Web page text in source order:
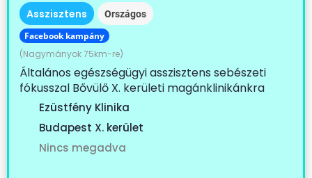
Asszisztens Országos
Facebook kampány
(Nagymányok 75km-re)
Általános egészségügyi asszisztens sebészeti
fókusszal Bővülő X. kerületi magánklinikánkra
keresünk...
Ezüstfény Klinika
Budapest X. kerület
Nincs megadva